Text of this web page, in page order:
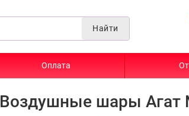
Найти
Оплата
Воздушные шары Агат